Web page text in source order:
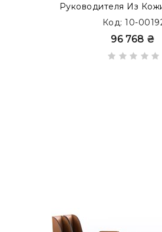
Руководителя Из
17 Предметов,
Код: 10-
96 768 ₴